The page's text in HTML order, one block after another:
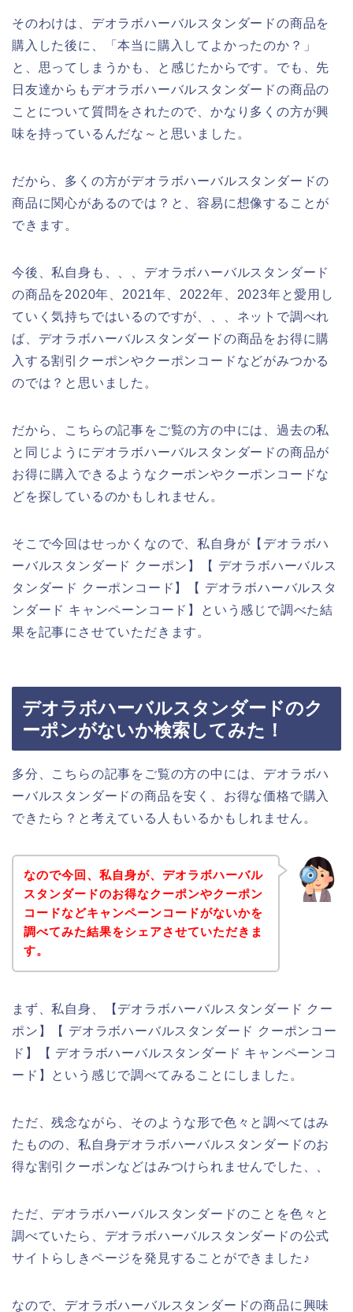
そのわけは、デオラボハーバルスタンダードの商品を
購入した後に、「本当に購入してよかったのか？」
と、思ってしまうかも、と感じたからです。でも、先
日友達からもデオラボハーバルスタンダードの商品の
ことについて質問をされたので、かなり多くの方が興
味を持っているんだな～と思いました。
だから、多くの方がデオラボハーバルスタンダードの
商品に関心があるのでは？と、容易に想像することが
できます。
今後、私自身も、、、デオラボハーバルスタンダード
の商品を2020年、2021年、2022年、2023年と愛用し
ていく気持ちではいるのですが、、、ネットで調べれ
ば、デオラボハーバルスタンダードの商品をお得に購
入する割引クーポンやクーポンコードなどがみつかる
のでは？と思いました。
だから、こちらの記事をご覧の方の中には、過去の私
と同じようにデオラボハーバルスタンダードの商品が
お得に購入できるようなクーポンやクーポンコードな
どを探しているのかもしれません。
そこで今回はせっかくなので、私自身が【デオラボハ
ーバルスタンダード クーポン】【 デオラボハーバルス
タンダード クーポンコード】【 デオラボハーバルスタ
ンダード キャンペーンコード】という感じで調べた結
果を記事にさせていただきます。
デオラボハーバルスタンダードのク
ーポンがないか検索してみた！
多分、こちらの記事をご覧の方の中には、デオラボハ
ーバルスタンダードの商品を安く、お得な価格で購入
できたら？と考えている人もいるかもしれません。
なので今回、私自身が、デオラボハーバル
スタンダードのお得なクーポンやクーポン
コードなどキャンペーンコードがないかを
調べてみた結果をシェアさせていただきま
す。
まず、私自身、【デオラボハーバルスタンダード クー
ポン】【 デオラボハーバルスタンダード クーポンコー
ド】【 デオラボハーバルスタンダード キャンペーンコ
ード】という感じで調べてみることにしました。
ただ、残念ながら、そのような形で色々と調べてはみ
たものの、私自身デオラボハーバルスタンダードのお
得な割引クーポンなどはみつけられませんでした、、
ただ、デオラボハーバルスタンダードのことを色々と
調べていたら、デオラボハーバルスタンダードの公式
サイトらしきページを発見することができました♪
なので、デオラボハーバルスタンダードの商品に興味